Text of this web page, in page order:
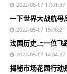
2022-05-07 17:01:37
一下世界大战航母
2022-05-07 15:08:21
法国历史上一位飞
2022-05-07 14:04:27
揭秘市场花园行动